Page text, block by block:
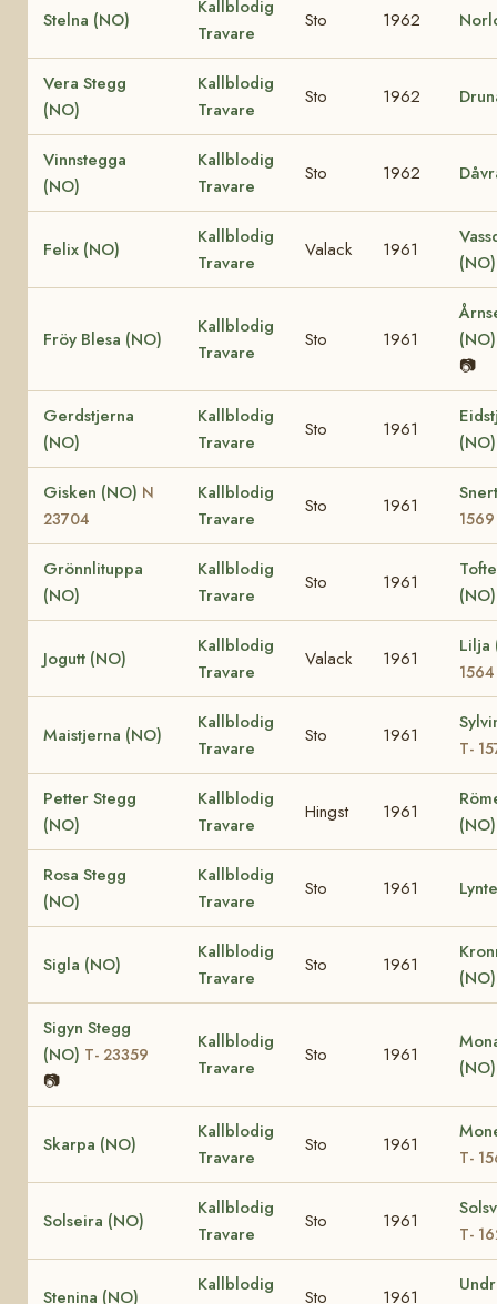
Stelna (NO)
Kallblodig
Travare
Sto 1962
Vera Stegg
(NO)
Kallblodig
Travare
Sto 1962
Vinnstegga
(NO)
Kallblodig
Travare
Sto 1962
Felix (NO)
Kallblodig
Travare
Valack 1961
Fröy Blesa (NO)
Kallblodig
Travare
Sto 1961
📷
Gerdstjerna
(NO)
Kallblodig
Travare
Sto 1961
Gisken (NO) N
23704
Kallblodig
Travare
Sto 1961
1569
Grönnlituppa
(NO)
Kallblodig
Travare
Sto 1961
Jogutt (NO)
Kallblodig
Travare
Valack 1961
Lilja
1564
Maistjerna (NO)
Kallblodig
Travare
Sto 1961
T-
Petter Stegg
(NO)
Kallblodig
Travare
Hingst 1961
(NO)
Rosa Stegg
(NO)
Kallblodig
Travare
Sto 1961
Sigla (NO)
Kallblodig
Travare
Sto 1961
Sigyn Stegg
(NO) T- 23359
📷
Kallblodig
Travare
Sto 1961
Skarpa (NO)
Kallblodig
Travare
Sto 1961
T-
Solseira (NO)
Kallblodig
Travare
Sto 1961
T-
Stenina (NO)
Kallblodig
Sto 1961